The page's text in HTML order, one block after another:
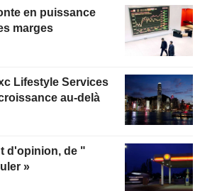
en puissance
marges
Lifestyle Services
au-delà
»